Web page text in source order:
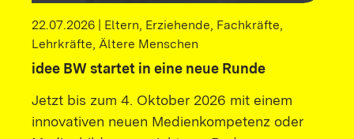
22.07.2026 | Eltern, Erziehende, Fachkräfte,
Lehrkräfte, Ältere Menschen
idee BW startet in eine neue Runde
Jetzt bis zum 4. Oktober 2026 mit einem
innovativen neuen Medienkompetenz oder